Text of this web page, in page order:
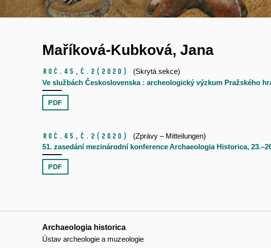
Maříková-Kubková, Jana
Roč.45, č.2 (2020)
(Skrytá sekce)
Ve službách Československa : archeologický výzkum Pražského
PDF
Roč.45, č.2 (2020)
(Zprávy – Mitteilungen)
51. zasedání mezinárodní konference Archaeologia Historica,
PDF
Archaeologia historica
Ústav archeologie a muzeologie